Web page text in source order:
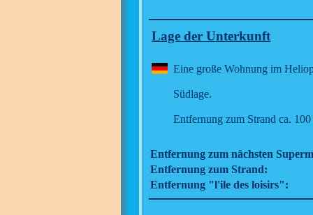
Lage der Unterkunft
Eine große Wohnung im
Südlage.
Entfernung zum Strand ca.
Entfernung zum nächsten
Entfernung zum Strand:
Entfernung "l'ile des loisirs":